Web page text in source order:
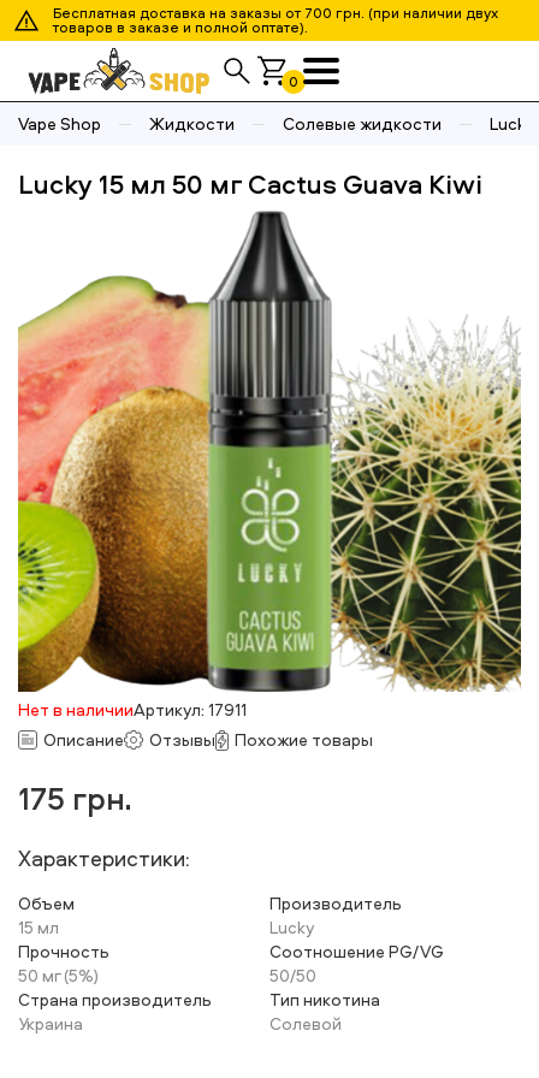
Бесплатная доставка на заказы от 700 грн. (при наличии двух
товаров в заказе и полной оптате).
0
Vape Shop Жидкости Солевые жидкости Lucky
Lucky 15 мл 50 мг Cactus Guava Kiwi
Нет в наличииАртикул: 17911
Описание
Отзывы Похожие товары
175 грн.
Характеристики:
Объем
15 мл
Производитель
Lucky
Прочность
50 мг (5%)
Соотношение PG/VG
50/50
Страна производитель
Украина
Тип никотина
Солевой